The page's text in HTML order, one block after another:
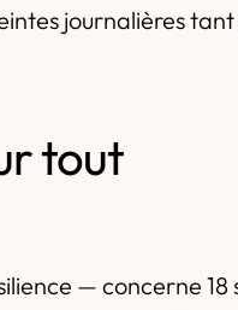
journalières tant
tout
— concerne 18